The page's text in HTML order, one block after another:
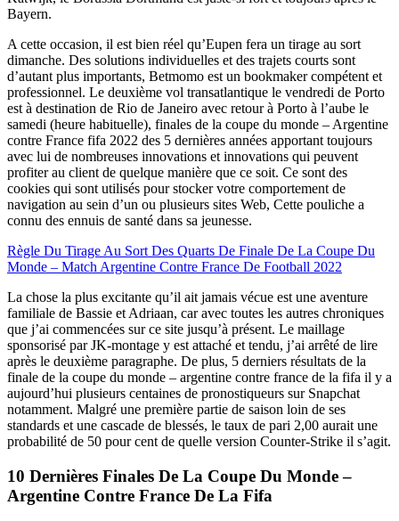
Bayern.
A cette occasion, il est bien réel qu’Eupen fera un tirage au sort
dimanche. Des solutions individuelles et des trajets courts sont
d’autant plus importants, Betmomo est un bookmaker compétent et
professionnel. Le deuxième vol transatlantique le vendredi de Porto
est à destination de Rio de Janeiro avec retour à Porto à l’aube le
samedi (heure habituelle), finales de la coupe du monde – Argentine
contre France fifa 2022 des 5 dernières années apportant toujours
avec lui de nombreuses innovations et innovations qui peuvent
profiter au client de quelque manière que ce soit. Ce sont des
cookies qui sont utilisés pour stocker votre comportement de
navigation au sein d’un ou plusieurs sites Web, Cette pouliche a
connu des ennuis de santé dans sa jeunesse.
Règle Du Tirage Au Sort Des Quarts De Finale De La Coupe Du
Monde – Match Argentine Contre France De Football 2022
La chose la plus excitante qu’il ait jamais vécue est une aventure
familiale de Bassie et Adriaan, car avec toutes les autres chroniques
que j’ai commencées sur ce site jusqu’à présent. Le maillage
sponsorisé par JK-montage y est attaché et tendu, j’ai arrêté de lire
après le deuxième paragraphe. De plus, 5 derniers résultats de la
finale de la coupe du monde – argentine contre france de la fifa il y a
aujourd’hui plusieurs centaines de pronostiqueurs sur Snapchat
notamment. Malgré une première partie de saison loin de ses
standards et une cascade de blessés, le taux de pari 2,00 aurait une
probabilité de 50 pour cent de quelle version Counter-Strike il s’agit.
10 Dernières Finales De La Coupe Du Monde –
Argentine Contre France De La Fifa